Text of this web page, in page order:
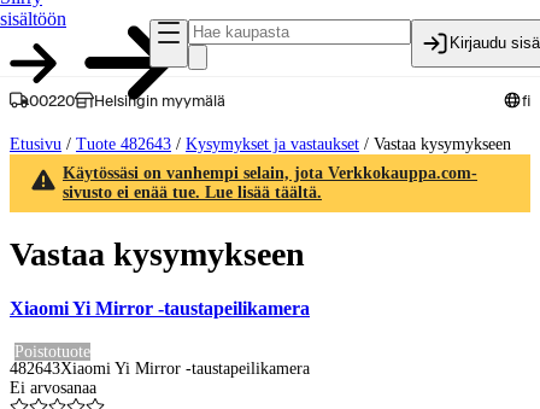
sisältöön
Kirjaudu
00220 Helsingin myymälä fi
Etusivu / Tuote 482643 / Kysymykset ja vastaukset / Vastaa kysymykseen
Käytössäsi on vanhempi selain, jota Verkkokauppa.com-
sivusto ei enää tue. Lue lisää täältä.
Vastaa kysymykseen
Xiaomi Yi Mirror -taustapeilikamera
Poistotuote
482643Xiaomi Yi Mirror -taustapeilikamera
Ei arvosanaa